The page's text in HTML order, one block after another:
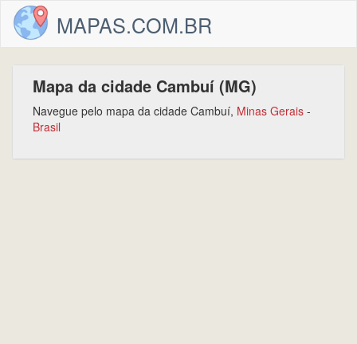
MAPAS.COM.BR
Mapa da cidade Cambuí (MG)
Navegue pelo mapa da cidade Cambuí, Minas Gerais -
Brasil